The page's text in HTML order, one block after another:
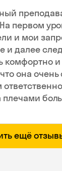
первом
и мои
и далее
комфортно
она очень
плечами
ещё